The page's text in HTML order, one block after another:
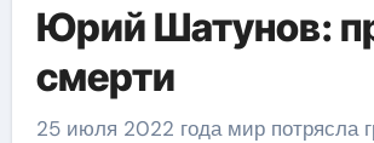
Юрий Шатунов:
смерти
25 июля 2022 года мир потрясла